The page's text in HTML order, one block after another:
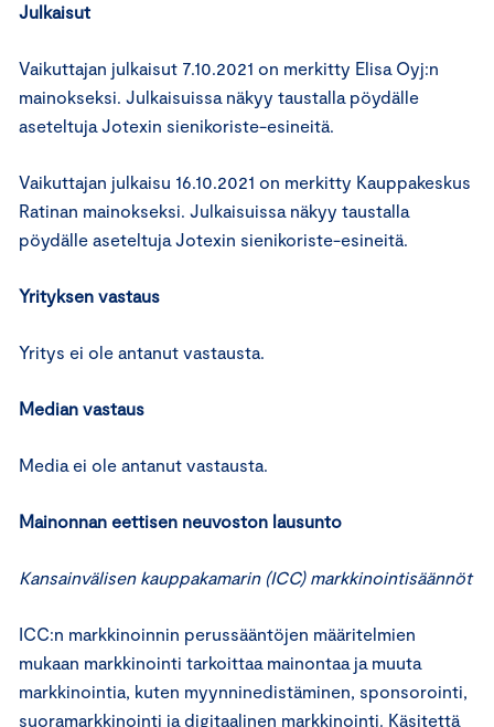
Julkaisut
Vaikuttajan julkaisut 7.10.2021 on merkitty Elisa Oyj:n
mainokseksi. Julkaisuissa näkyy taustalla pöydälle
aseteltuja Jotexin sienikoriste-esineitä.
Vaikuttajan julkaisu 16.10.2021 on merkitty Kauppakeskus
Ratinan mainokseksi. Julkaisuissa näkyy taustalla
pöydälle aseteltuja Jotexin sienikoriste-esineitä.
Yrityksen vastaus
Yritys ei ole antanut vastausta.
Median vastaus
Media ei ole antanut vastausta.
Mainonnan eettisen neuvoston lausunto
Kansainvälisen kauppakamarin (ICC) markkinointisäännöt
ICC:n markkinoinnin perussääntöjen määritelmien
mukaan markkinointi tarkoittaa mainontaa ja muuta
markkinointia, kuten myynninedistäminen, sponsorointi,
suoramarkkinointi ja digitaalinen markkinointi. Käsitettä